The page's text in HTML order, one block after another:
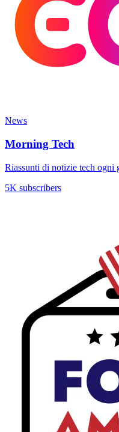
News
Morning Tech
Riassunti di notizie tech ogni
5K subscribers